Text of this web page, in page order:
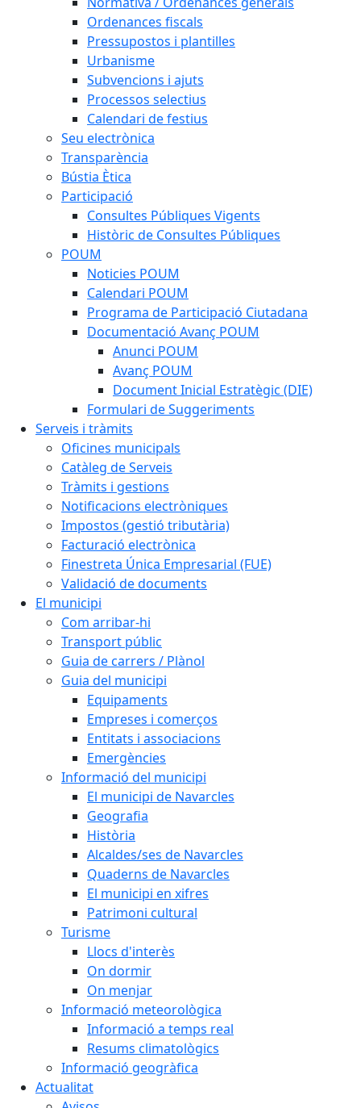
Ordenances fiscals
Pressupostos i plantilles
Urbanisme
Subvencions i ajuts
Processos selectius
Calendari de festius
Seu electrònica
Transparència
Bústia Ètica
Participació
Consultes Públiques Vigents
Històric de Consultes Públiques
POUM
Noticies POUM
Calendari POUM
Programa de Participació Ciutadana
Documentació Avanç POUM
Anunci POUM
Avanç POUM
Document Inicial Estratègic (DIE)
Formulari de Suggeriments
Serveis i tràmits
Oficines municipals
Catàleg de Serveis
Tràmits i gestions
Notificacions electròniques
Impostos (gestió tributària)
Facturació electrònica
Finestreta Única Empresarial (FUE)
Validació de documents
El municipi
Com arribar-hi
Transport públic
Guia de carrers / Plànol
Guia del municipi
Equipaments
Empreses i comerços
Entitats i associacions
Emergències
Informació del municipi
El municipi de Navarcles
Geografia
Història
Alcaldes/ses de Navarcles
Quaderns de Navarcles
El municipi en xifres
Patrimoni cultural
Turisme
Llocs d'interès
On dormir
On menjar
Informació meteorològica
Informació a temps real
Resums climatològics
Informació geogràfica
Actualitat